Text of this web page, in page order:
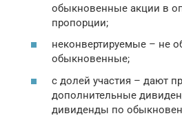
обыкновенные акции в
пропорции;
неконвертируемые – не
обыкновенные;
с долей участия – дают
дополнительные
дивиденды по